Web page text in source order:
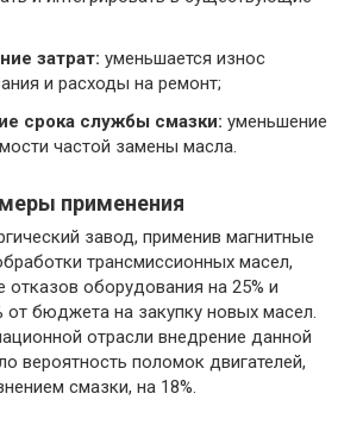
затрат: уменьшается износ
и расходы на ремонт;
срока службы смазки: уменьшение
частой замены масла.
применения
завод, применив магнитные
трансмиссионных масел,
отказов оборудования на 25% и
бюджета на закупку новых масел.
отрасли внедрение данной
вероятность поломок двигателей,
смазки, на 18%.